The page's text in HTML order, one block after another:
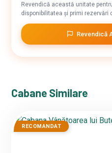
Revendică această unitate
disponibilitatea și primi rezervări
Revendică
Cabane Similare
RECOMANDAT